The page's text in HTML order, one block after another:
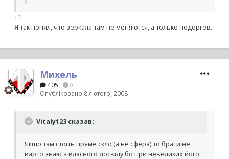
+1
Я так понял, что зеркала там не меняются, а только подоргев.
Михель
405 0
Опубліковано 8 лютого, 2008
Vitaly123 сказав:
Якщо там стоїть пряме скло (а не сфера) то брати не
варто знаю з власного досвіду бо при невеликих його